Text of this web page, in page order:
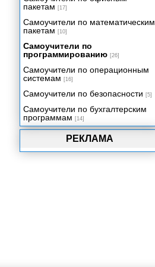
РЕКЛАМА
пакетам [17]
Самоучители по математическим
пакетам [10]
Самоучители по
программированию [26]
Самоучители по операционным
системам [16]
Самоучители по безопасности [5]
Самоучители по бухгалтерским
программам [14]